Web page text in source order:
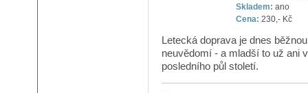
Skladem: ano
Cena: 230,- Kč
Letecká doprava je dnes
neuvědomí - a mladší to už ani
posledního půl století.